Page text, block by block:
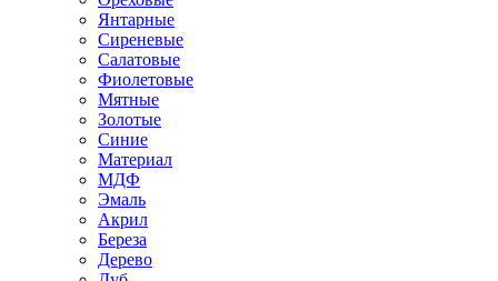
Янтарные
Сиреневые
Салатовые
Фиолетовые
Мятные
Золотые
Синие
Материал
МДФ
Эмаль
Акрил
Береза
Дерево